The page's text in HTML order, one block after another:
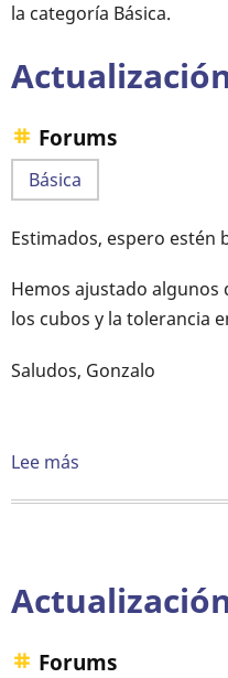
la categoría Básica.
Forums
Básica
Estimados, espero estén
Hemos ajustado algunos
los cubos y la tolerancia
Saludos, Gonzalo
Lee más
Forums